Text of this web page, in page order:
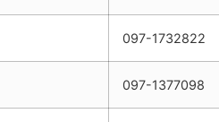
097-1732822
097-1377098